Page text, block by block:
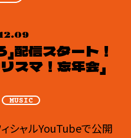
MUSIC
配信スタート！
スマ！忘年会」
ィシャルYouTubeで公開